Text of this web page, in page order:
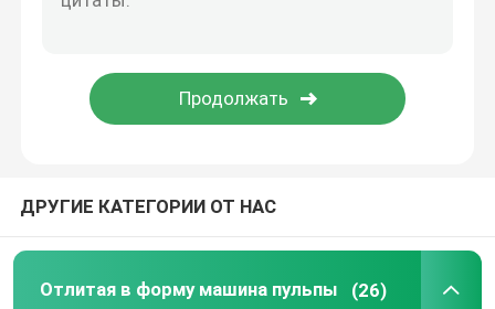
Оборудование для формования керамических
Литейное оборудование для формования
ДРУГИЕ КАТЕГОРИИ ОТ НАС
Отлитая в форму машина пульпы (26)